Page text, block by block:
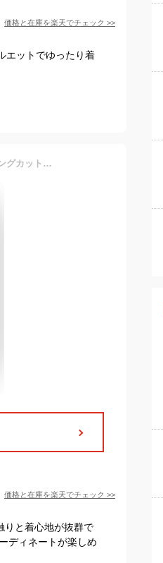
価格と在庫を楽天でチェック >>
エットでゆったり着
tシャツ カットソー 長袖 透けたくない人のスムースコットンロングカットソー トップス カットソー レディース ベーシック シンプル コットン 綿100% ロング丈 ロング 黒 長袖tシャツ ティーシャツ 大きいサイズ M L LL メール便10
価格と在庫を楽天でチェック >>
りと着心地が抜群で
ディネートが楽しめ